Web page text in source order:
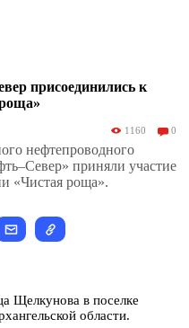
присоединились к
1160 0
нефтепроводного
приняли участие
«Чистая роща».
Щелкунова в поселке
области.